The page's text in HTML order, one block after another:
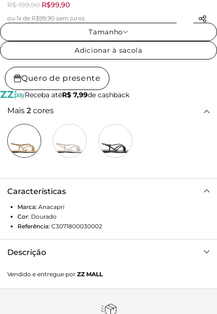
R$ 199,90 R$99,90
ou 1x de R$99,90 sem juros
Tamanho
Adicionar à sacola
Quero de presente
Receba atéR$ 7,99de cashback
Mais 2 cores
Características
Marca: Anacapri
Cor: Dourado
Referência: C3071800030002
Descrição
bege. O modelo possui solado rasteiro e emborrachado,
com leve saltinho traseiro. De biqueira moderna quadrada,
aplicada nas tiras. O design imponente traz uma tira sobre
Vendido e entregue por ZZ MALL